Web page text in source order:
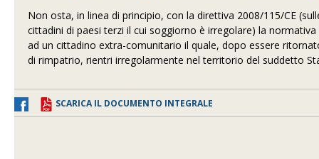
Non osta, in linea di principio, con la direttiva 2008/115/CE
cittadini di paesi terzi il cui soggiorno è irregolare) la
ad un cittadino extra-comunitario il quale, dopo essere
di rimpatrio, rientri irregolarmente nel territorio del suddetto
SCARICA IL DOCUMENTO INTEGRALE